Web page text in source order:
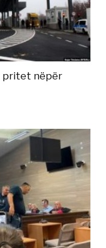
pritet nëpër